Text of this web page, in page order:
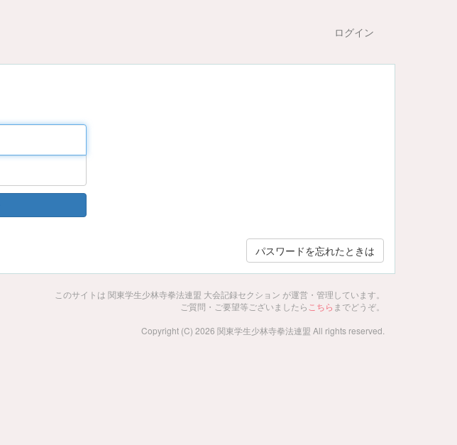
ログイン
パスワードを忘れたときは
このサイトは 関東学生少林寺拳法連盟 大会記録セクション が運営・管理しています。
ご質問・ご要望等ございましたら こちら までどうぞ。
Copyright (C) 2026 関東学生少林寺拳法連盟 All rights reserved.